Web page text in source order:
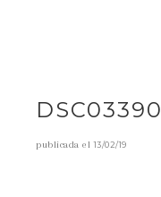
DSC03390
publicada el13/02/19